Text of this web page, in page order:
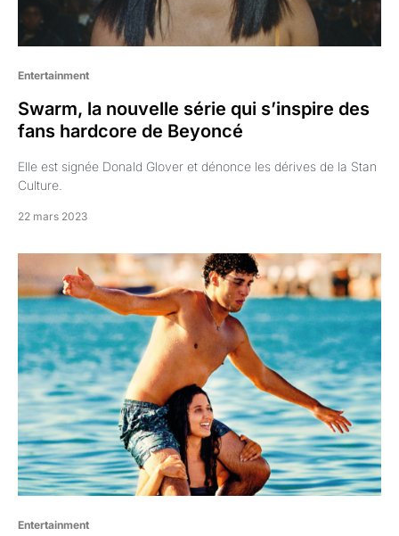
Entertainment
Swarm, la nouvelle série qui s’inspire des
fans hardcore de Beyoncé
Elle est signée Donald Glover et dénonce les dérives de la Stan
Culture.
22 mars 2023
Entertainment